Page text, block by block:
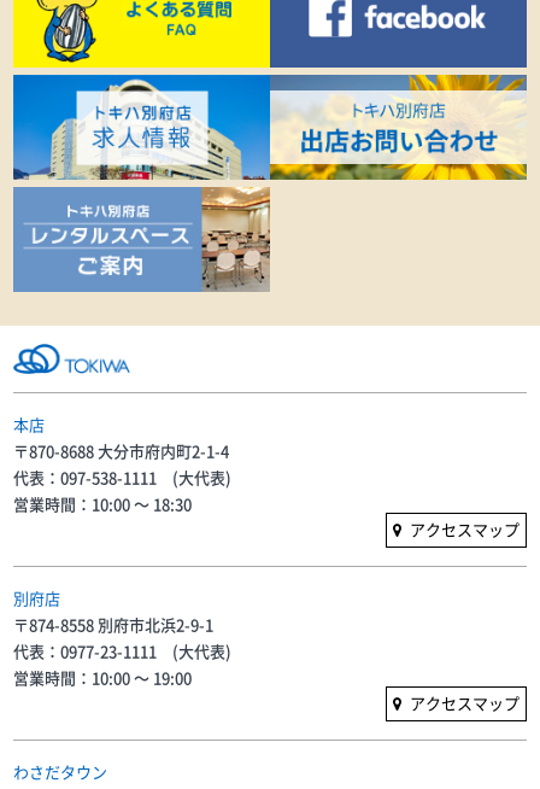
本店
〒870-8688 大分市府内町2-1-4
代表：097-538-1111 (大代表)
営業時間：10:00 〜 18:30
アクセスマップ
別府店
〒874-8558 別府市北浜2-9-1
代表：0977-23-1111 (大代表)
営業時間：10:00 〜 19:00
アクセスマップ
わさだタウン